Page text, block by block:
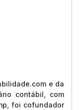
e da
contábil, com
foi cofundador